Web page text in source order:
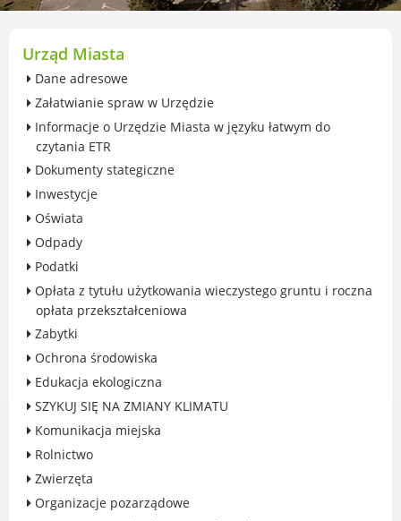
przekształceniowa
Ochrona środowiska
Edukacja ekologiczna
SZYKUJ SIĘ NA ZMIANY KLIMATU
Komunikacja miejska
Rolnictwo
Zwierzęta
Organizacje pozarządowe
Konsultacje społeczne i ewaluacje
Luboński Budżet Obywatelski
GKRPA/Centrum Wsparcia i Pomocy
Rodzinie
BEZPIECZEŃSTWO
Zdrowie
Porady prawne
Wydarzenia
Urząd Miasta
Dane adresowe
Załatwianie spraw w Urzędzie
Informacje o Urzędzie Miasta w języku łatwym do
czytania ETR
Dokumenty stategiczne
Inwestycje
Oświata
Odpady
Podatki
Opłata z tytułu użytkowania wieczystego gruntu i roczna
opłata przekształceniowa
Zabytki
Ochrona środowiska
Edukacja ekologiczna
SZYKUJ SIĘ NA ZMIANY KLIMATU
Komunikacja miejska
Rolnictwo
Zwierzęta
Organizacje pozarządowe